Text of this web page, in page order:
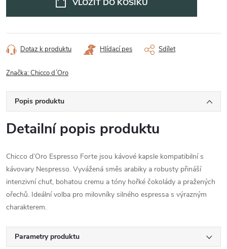
VLOŽIT DO KOŠÍKU
Dotaz k produktu Hlídací pes Sdílet
Značka:Chicco d´Oro
Popis produktu
Detailní popis produktu
Chicco d’Oro Espresso Forte jsou kávové kapsle kompatibilní s
kávovary Nespresso. Vyvážená směs arabiky a robusty přináší
intenzivní chuť, bohatou cremu a tóny hořké čokolády a pražených
ořechů. Ideální volba pro milovníky silného espressa s výrazným
charakterem.
Parametry produktu